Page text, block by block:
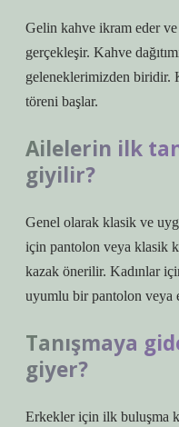
Gelin kahve ikram eder
gerçekleşir. Kahve
geleneklerimizden biridir.
töreni başlar.
Ailelerin ilk
giyilir?
Genel olarak klasik ve
için pantolon veya klasik
kazak önerilir. Kadınlar
uyumlu bir pantolon veya
Tanışmaya
giyer?
Erkekler için ilk buluşma